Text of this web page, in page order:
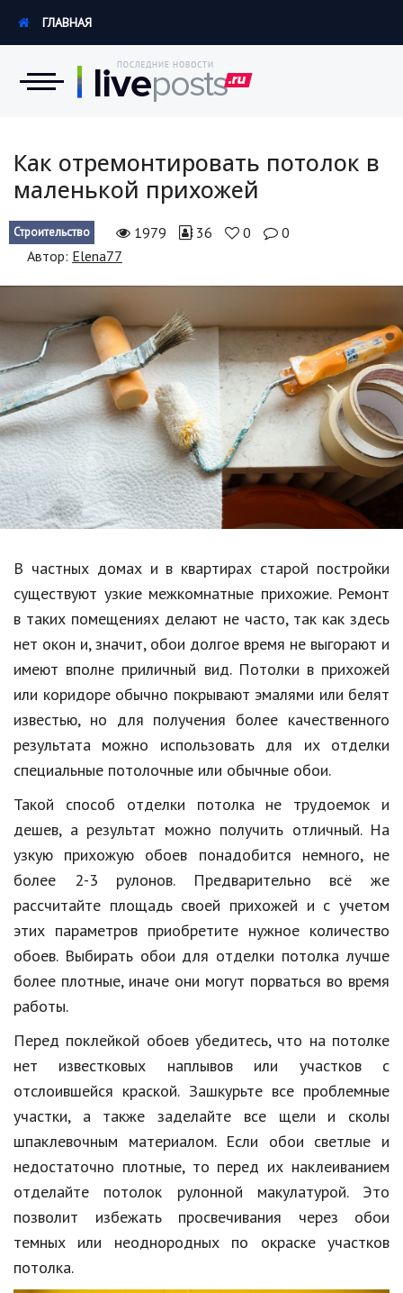
Экономика
Происшествия
Россия
Наука и техника
Политика
Образование
В мире
Культура
Авто, мото
Спорт
Знаменитости
Статьи
Обзоры
Рецепты
Красота и здоровье
Hi-Tech. Интернет
Авто, мото
Дом и сад
Спорт и фитнес
Психология и отношения
Разное
Работа и бизнес
Животные
Еда и напитки
Праздники и подарки
Кинематограф
Домашние животные
ГЛАВНАЯ
Как отремонтировать потолок в
маленькой прихожей
Строительство 1979 36 0
0
Автор: Elena77
В частных домах и в квартирах старой постройки
существуют узкие межкомнатные прихожие. Ремонт
в таких помещениях делают не часто, так как здесь
нет окон и, значит, обои долгое время не выгорают и
имеют вполне приличный вид. Потолки в прихожей
или коридоре обычно покрывают эмалями или белят
известью, но для получения более качественного
результата можно использовать для их отделки
специальные потолочные или обычные обои.
Такой способ отделки потолка не трудоемок и
дешев, а результат можно получить отличный. На
узкую прихожую обоев понадобится немного, не
более 2-3 рулонов. Предварительно всё же
рассчитайте площадь своей прихожей и с учетом
этих параметров приобретите нужное количество
обоев. Выбирать обои для отделки потолка лучше
более плотные, иначе они могут порваться во время
работы.
Перед поклейкой обоев убедитесь, что на потолке
нет известковых наплывов или участков с
отслоившейся краской. Зашкурьте все проблемные
участки, а также заделайте все щели и сколы
шпаклевочным материалом. Если обои светлые и
недостаточно плотные, то перед их наклеиванием
отделайте потолок рулонной макулатурой. Это
позволит избежать просвечивания через обои
темных или неоднородных по окраске участков
потолка.